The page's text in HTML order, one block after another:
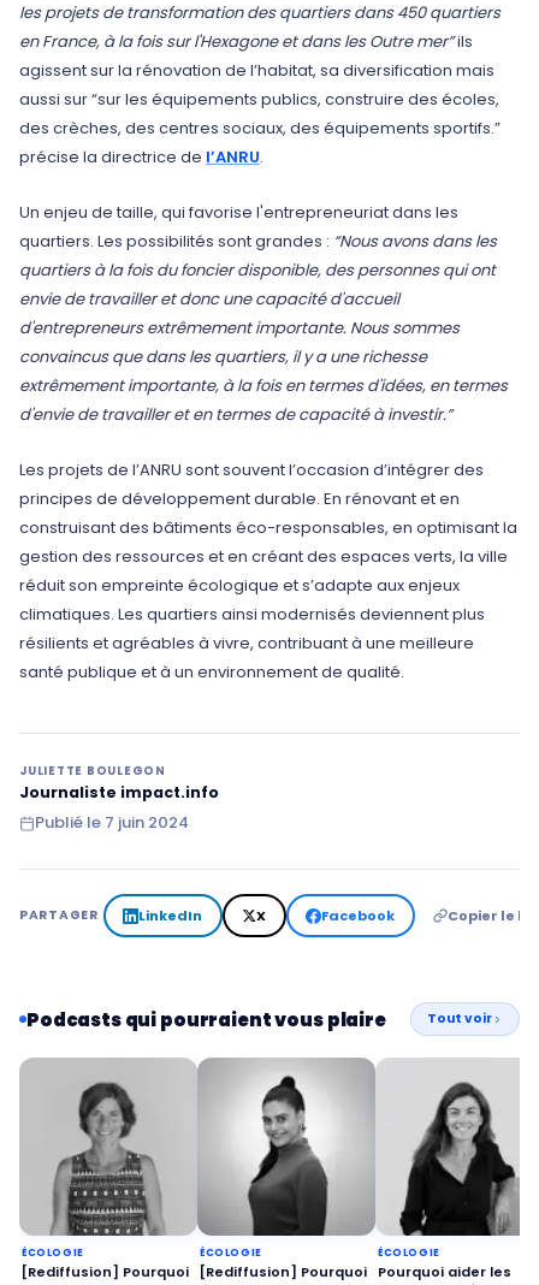
les projets de transformation des quartiers dans 450 quartiers
en France, à la fois sur l'Hexagone et dans les Outre mer”ils
agissent sur la rénovation de l’habitat, sa diversification mais
aussi sur “sur les équipements publics, construire des écoles,
des crèches, des centres sociaux, des équipements sportifs.”
précise la directrice de l’ANRU.
Un enjeu de taille, qui favorise l'entrepreneuriat dans les
quartiers. Les possibilités sont grandes : “Nous avons dans les
quartiers à la fois du foncier disponible, des personnes qui ont
envie de travailler et donc une capacité d'accueil
d'entrepreneurs extrêmement importante. Nous sommes
convaincus que dans les quartiers, il y a une richesse
extrêmement importante, à la fois en termes d'idées, en termes
d'envie de travailler et en termes de capacité à investir.”
Les projets de l’ANRU sont souvent l’occasion d’intégrer des
principes de développement durable. En rénovant et en
construisant des bâtiments éco-responsables, en optimisant la
gestion des ressources et en créant des espaces verts, la ville
réduit son empreinte écologique et s’adapte aux enjeux
climatiques. Les quartiers ainsi modernisés deviennent plus
résilients et agréables à vivre, contribuant à une meilleure
santé publique et à un environnement de qualité.
JULIETTE BOULEGON
Journaliste impact.info
Publié le 7 juin 2024
PARTAGER LinkedIn X Facebook Copier le
Podcasts qui pourraient vous plaire Tout voir
ÉCOLOGIE
[Rediffusion] Pourquoi
ÉCOLOGIE
[Rediffusion] Pourquoi
ÉCOLOGIE
Pourquoi aider les